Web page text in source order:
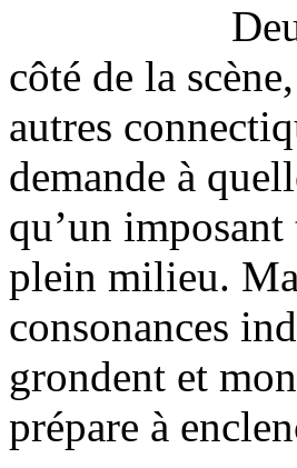
côté de la
autres
demande à
qu’un
plein milieu.
consonances
grondent et
prépare à